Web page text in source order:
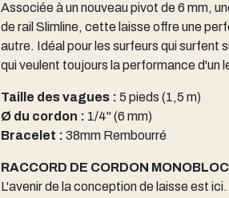
Associée à un nouveau pivot de 6 mm,
de rail Slimline, cette laisse offre une
autre. Idéal pour les surfeurs qui surfent
qui veulent toujours la performance d'un
Taille des vagues : 5 pieds (1,5 m)
Ø du cordon : 1/4" (6 mm)
Bracelet : 38mm Rembourré
RACCORD DE CORDON
L'avenir de la conception de laisse est